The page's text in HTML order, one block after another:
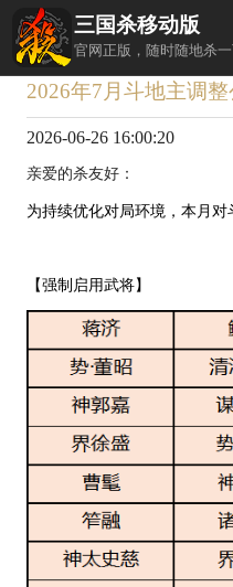
三国杀移动版
官网正版，随时随地杀一
返回
2026年7月斗地主调整
2026-06-26 16:00:20
亲爱的杀友好：
为持续优化对局环境，本月对
【强制启用武将】